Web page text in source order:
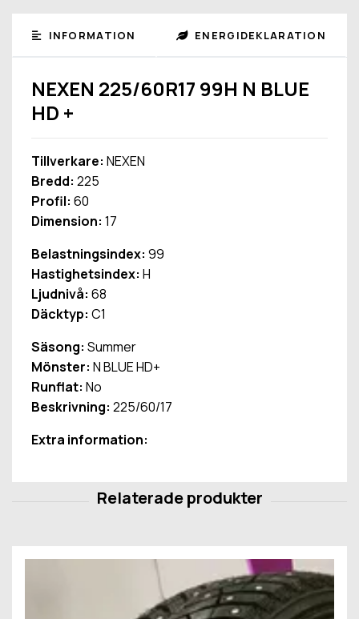
INFORMATION ENERGIDEKLARATION
NEXEN 225/60R17 99H N BLUE
HD +
Tillverkare: NEXEN
Bredd: 225
Profil: 60
Dimension: 17
Belastningsindex: 99
Hastighetsindex: H
Ljudnivå: 68
Däcktyp: C1
Säsong: Summer
Mönster: N BLUE HD+
Runflat: No
Beskrivning: 225/60/17
Extra information: